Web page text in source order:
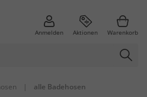
Anmelden Aktionen Warenkorb
| alle Badehosen